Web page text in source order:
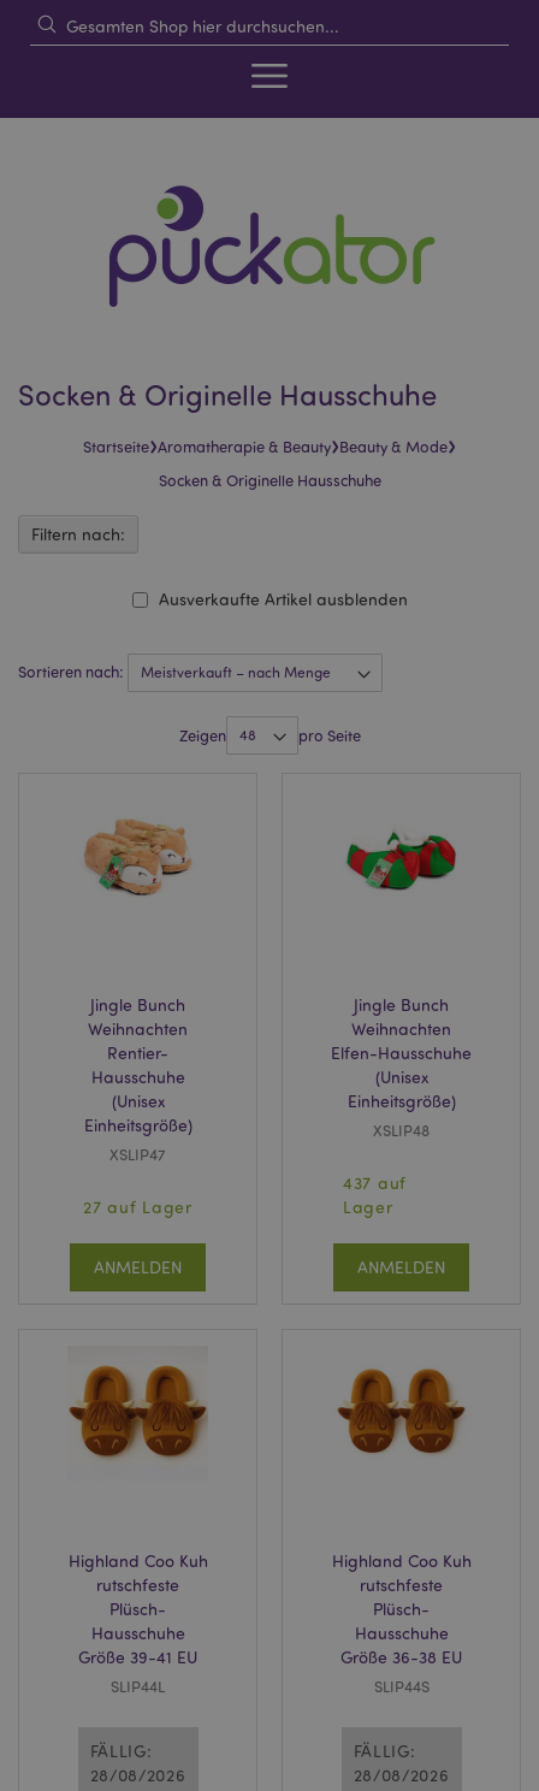
Socken & Originelle Hausschuhe
Startseite›Aromatherapie & Beauty›Beauty & Mode›
Socken & Originelle Hausschuhe
Sortieren nach:
Zeigen pro Seite
Jingle Bunch
Weihnachten
Rentier-
Hausschuhe
(Unisex
Einheitsgröße)
XSLIP47
27 auf Lager
ANMELDEN
Jingle Bunch
Weihnachten
Elfen-Hausschuhe
(Unisex
Einheitsgröße)
XSLIP48
437 auf
Lager
ANMELDEN
Highland Coo Kuh
rutschfeste
Plüsch-
Hausschuhe
Größe 39-41 EU
SLIP44L
FÄLLIG:
28/08/2026
Highland Coo Kuh
rutschfeste
Plüsch-
Hausschuhe
Größe 36-38 EU
SLIP44S
FÄLLIG:
28/08/2026
Ausverkaufte Artikel ausblenden
Filtern nach: